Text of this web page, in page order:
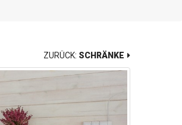
ZURÜCK: SCHRÄNKE